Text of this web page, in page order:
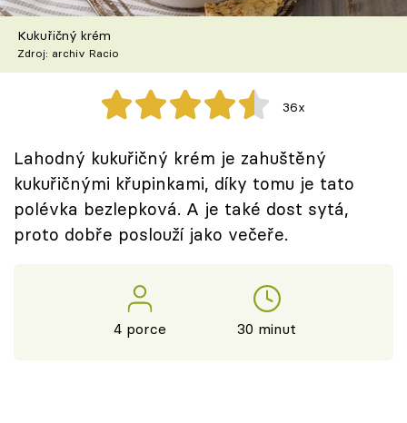
Škola vaření
Recepty z TV
Speciál: Cuketa
Těhotnej kuchař
Sledujte prima+
Kukuřičný krém
Zdroj: archiv Racio
36x
Lahodný kukuřičný krém je zahuštěný
kukuřičnými křupinkami, díky tomu je tato
polévka bezlepková. A je také dost sytá,
proto dobře poslouží jako večeře.
4 porce 30 minut